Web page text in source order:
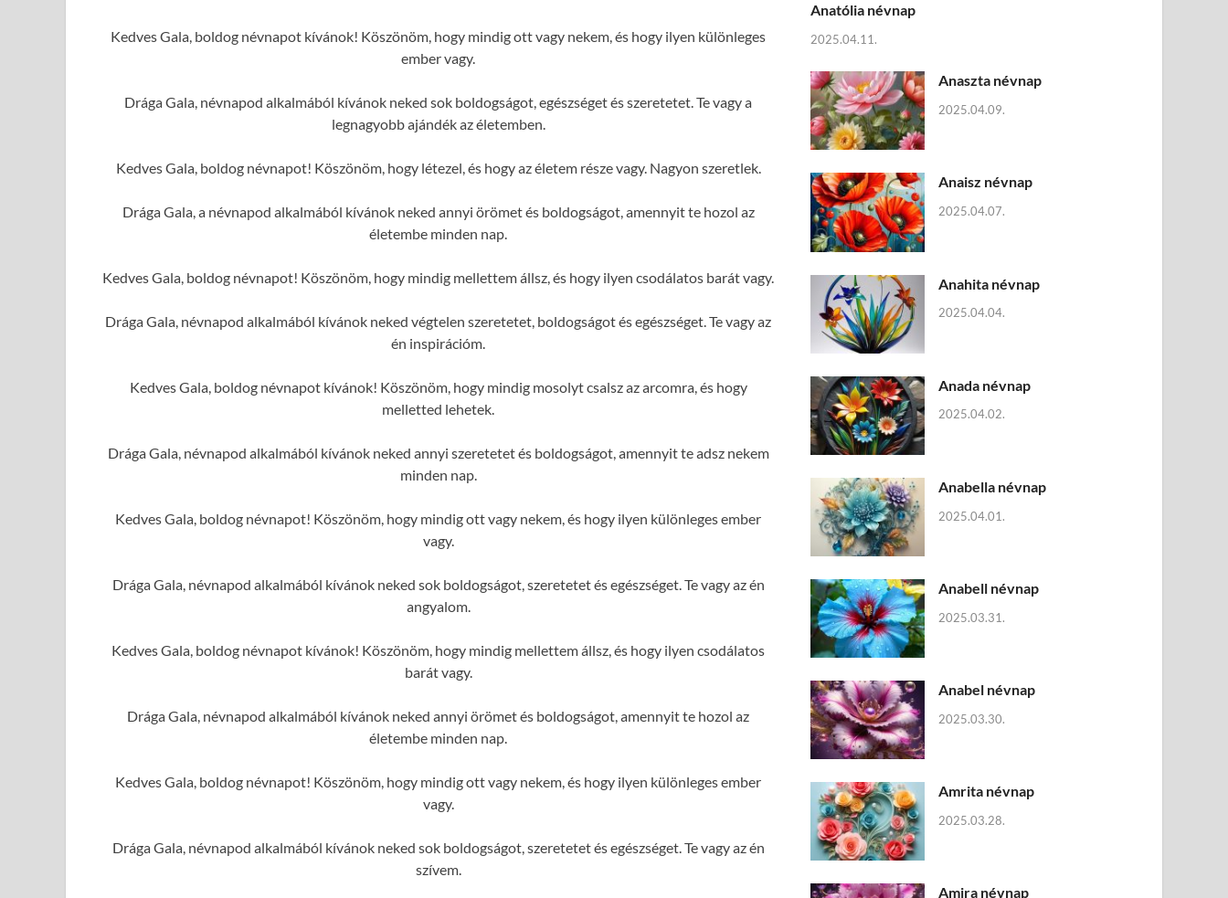
Kedves Gala, boldog névnapot kívánok! Köszönöm, hogy mindig ott vagy nekem, és hogy ilyen különleges
ember vagy.
Drága Gala, névnapod alkalmából kívánok neked sok boldogságot, egészséget és szeretetet. Te vagy a
legnagyobb ajándék az életemben.
Kedves Gala, boldog névnapot! Köszönöm, hogy létezel, és hogy az életem része vagy. Nagyon szeretlek.
Drága Gala, a névnapod alkalmából kívánok neked annyi örömet és boldogságot, amennyit te hozol az
életembe minden nap.
Kedves Gala, boldog névnapot! Köszönöm, hogy mindig mellettem állsz, és hogy ilyen csodálatos barát vagy.
Drága Gala, névnapod alkalmából kívánok neked végtelen szeretetet, boldogságot és egészséget. Te vagy az
én inspirációm.
Kedves Gala, boldog névnapot kívánok! Köszönöm, hogy mindig mosolyt csalsz az arcomra, és hogy
melletted lehetek.
Drága Gala, névnapod alkalmából kívánok neked annyi szeretetet és boldogságot, amennyit te adsz nekem
minden nap.
Kedves Gala, boldog névnapot! Köszönöm, hogy mindig ott vagy nekem, és hogy ilyen különleges ember
vagy.
Drága Gala, névnapod alkalmából kívánok neked sok boldogságot, szeretetet és egészséget. Te vagy az én
angyalom.
Kedves Gala, boldog névnapot kívánok! Köszönöm, hogy mindig mellettem állsz, és hogy ilyen csodálatos
barát vagy.
Drága Gala, névnapod alkalmából kívánok neked annyi örömet és boldogságot, amennyit te hozol az
életembe minden nap.
Kedves Gala, boldog névnapot! Köszönöm, hogy mindig ott vagy nekem, és hogy ilyen különleges ember
vagy.
Drága Gala, névnapod alkalmából kívánok neked sok boldogságot, szeretetet és egészséget. Te vagy az én
szívem.
Anatólia névnap
2025.04.11.
Anaszta névnap
2025.04.09.
Anaisz névnap
2025.04.07.
Anahita névnap
2025.04.04.
Anada névnap
2025.04.02.
Anabella névnap
2025.04.01.
Anabell névnap
2025.03.31.
Anabel névnap
2025.03.30.
Amrita névnap
2025.03.28.
Amira névnap